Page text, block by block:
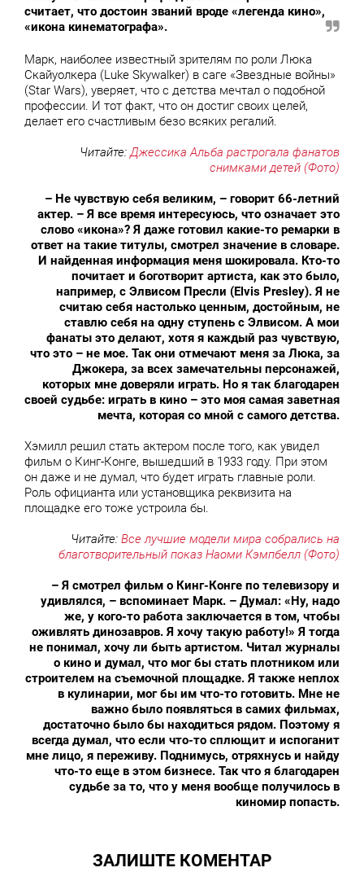
считает, что достоин званий вроде «легенда кино»,
«икона кинематографа».
Марк, наиболее известный зрителям по роли Люка
Скайуолкера (Luke Skywalker) в саге «Звездные войны»
(Star Wars), уверяет, что с детства мечтал о подобной
профессии. И тот факт, что он достиг своих целей,
делает его счастливым безо всяких регалий.
Читайте:Джессика Альба растрогала фанатов
снимками детей (Фото)
– Не чувствую себя великим, – говорит 66-летний
актер. – Я все время интересуюсь, что означает это
слово «икона»? Я даже готовил какие-то ремарки в
ответ на такие титулы, смотрел значение в словаре.
И найденная информация меня шокировала. Кто-то
почитает и боготворит артиста, как это было,
например, с Элвисом Пресли (Elvis Presley). Я не
считаю себя настолько ценным, достойным, не
ставлю себя на одну ступень с Элвисом. А мои
фанаты это делают, хотя я каждый раз чувствую,
что это – не мое. Так они отмечают меня за Люка, за
Джокера, за всех замечательны персонажей,
которых мне доверяли играть. Но я так благодарен
своей судьбе: играть в кино – это моя самая заветная
мечта, которая со мной с самого детства.
Хэмилл решил стать актером после того, как увидел
фильм о Кинг-Конге, вышедший в 1933 году. При этом
он даже и не думал, что будет играть главные роли.
Роль официанта или установщика реквизита на
площадке его тоже устроила бы.
Читайте: Все лучшие модели мира собрались на
благотворительный показ Наоми Кэмпбелл (Фото)
– Я смотрел фильм о Кинг-Конге по телевизору и
удивлялся, – вспоминает Марк. – Думал: «Ну, надо
же, у кого-то работа заключается в том, чтобы
оживлять динозавров. Я хочу такую работу!» Я тогда
не понимал, хочу ли быть артистом. Читал журналы
о кино и думал, что мог бы стать плотником или
строителем на съемочной площадке. Я также неплох
в кулинарии, мог бы им что-то готовить. Мне не
важно было появляться в самих фильмах,
достаточно было бы находиться рядом. Поэтому я
всегда думал, что если что-то сплющит и испоганит
мне лицо, я переживу. Поднимусь, отряхнусь и найду
что-то еще в этом бизнесе. Так что я благодарен
судьбе за то, что у меня вообще получилось в
киномир попасть.
ЗАЛИШТЕ КОМЕНТАР